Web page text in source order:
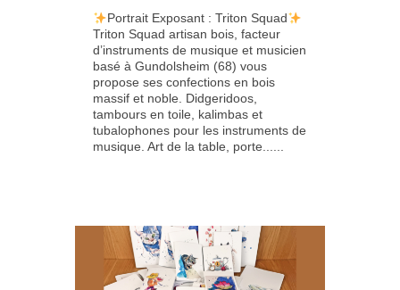
Portrait Exposant : Triton Squad
Triton Squad artisan bois, facteur
d’instruments de musique et musicien
basé à Gundolsheim (68) vous
propose ses confections en bois
massif et noble. Didgeridoos,
tambours en toile, kalimbas et
tubalophones pour les instruments de
musique. Art de la table, porte......